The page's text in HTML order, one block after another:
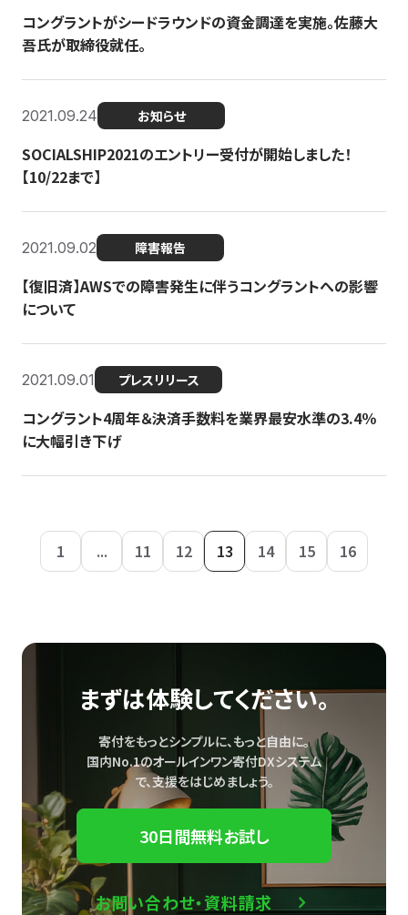
コングラントがシードラウンドの資金調達を実施。佐藤大
吾氏が取締役就任。
2021.09.24 お知らせ
SOCIALSHIP2021のエントリー受付が開始しました！
【10/22まで】
2021.09.02 障害報告
【復旧済】AWSでの障害発生に伴うコングラントへの影響
について
2021.09.01 プレスリリース
コングラント4周年＆決済手数料を業界最安水準の3.4％
に大幅引き下げ
1 ... 11 12 13 14 15 16
まずは体験してください。
寄付をもっとシンプルに、もっと自由に。
国内No.1のオールインワン寄付DXシステム
で、支援をはじめましょう。
30日間無料お試し
お問い合わせ・資料請求